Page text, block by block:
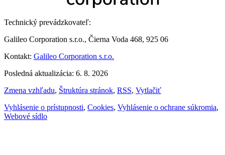
Technický prevádzkovateľ:
Galileo Corporation s.r.o., Čierna Voda 468, 925 06
Kontakt: Galileo Corporation s.r.o.
Posledná aktualizácia: 6. 8. 2026
Zmena vzhľadu, Štruktúra stránok, RSS, Vytlačiť
Vyhlásenie o prístupnosti, Cookies, Vyhlásenie o ochrane súkromia,
Webové sídlo